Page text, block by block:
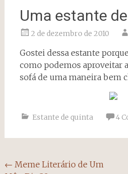
Uma estante
2 de dezembro de 2010
Gostei dessa estante
como podemos aproveitar
sofá de uma maneira bem
Estante de quinta 4
Navegação
← Meme Literário de Um